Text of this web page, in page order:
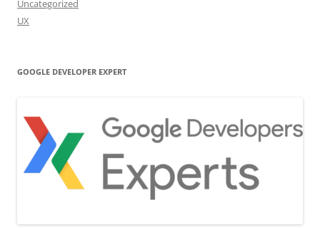
Uncategorized
UX
GOOGLE DEVELOPER EXPERT